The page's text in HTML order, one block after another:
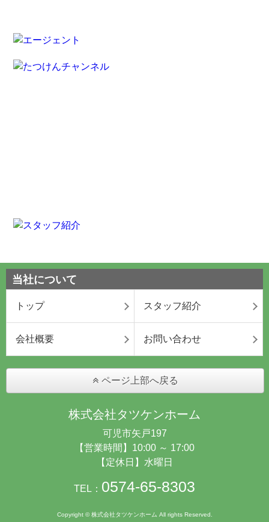
当社について
トップ スタッフ紹介
会社概要 お問い合わせ
ページ上部へ戻る
株式会社タツケンホーム
可児市矢戸197
【営業時間】10:00 ～ 17:00
【定休日】水曜日
TEL： 0574-65-8303
Copyright © 株式会社タツケンホーム All rights Reserved.